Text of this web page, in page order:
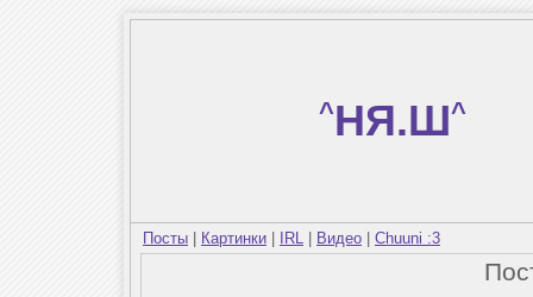
^НЯ.Ш^
Посты Картинки IRL Видео Chuuni :3